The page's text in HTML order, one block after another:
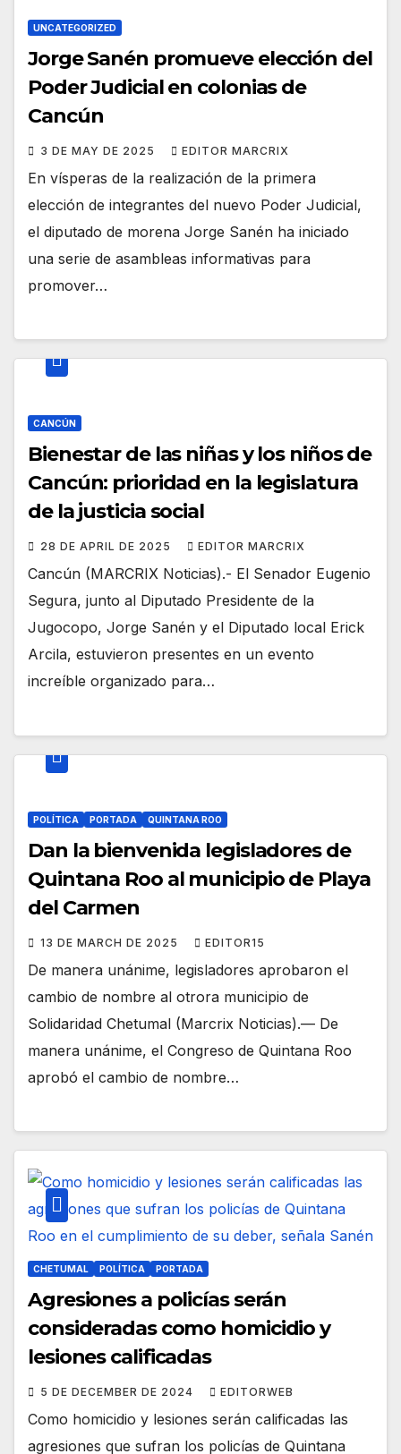
UNCATEGORIZED
Jorge Sanén promueve elección del
Poder Judicial en colonias de
Cancún
3 DE MAY DE 2025 EDITOR MARCRIX
En vísperas de la realización de la primera
elección de integrantes del nuevo Poder Judicial,
el diputado de morena Jorge Sanén ha iniciado
una serie de asambleas informativas para
promover…
CANCÚN
Bienestar de las niñas y los niños de
Cancún: prioridad en la legislatura
de la justicia social
28 DE APRIL DE 2025 EDITOR MARCRIX
Cancún (MARCRIX Noticias).- El Senador Eugenio
Segura, junto al Diputado Presidente de la
Jugocopo, Jorge Sanén y el Diputado local Erick
Arcila, estuvieron presentes en un evento
increíble organizado para…
POLÍTICA PORTADA QUINTANA ROO
Dan la bienvenida legisladores de
Quintana Roo al municipio de Playa
del Carmen
13 DE MARCH DE 2025 EDITOR15
De manera unánime, legisladores aprobaron el
cambio de nombre al otrora municipio de
Solidaridad Chetumal (Marcrix Noticias).— De
manera unánime, el Congreso de Quintana Roo
aprobó el cambio de nombre…
CHETUMAL POLÍTICA PORTADA
Agresiones a policías serán
consideradas como homicidio y
lesiones calificadas
5 DE DECEMBER DE 2024 EDITORWEB
Como homicidio y lesiones serán calificadas las
agresiones que sufran los policías de Quintana